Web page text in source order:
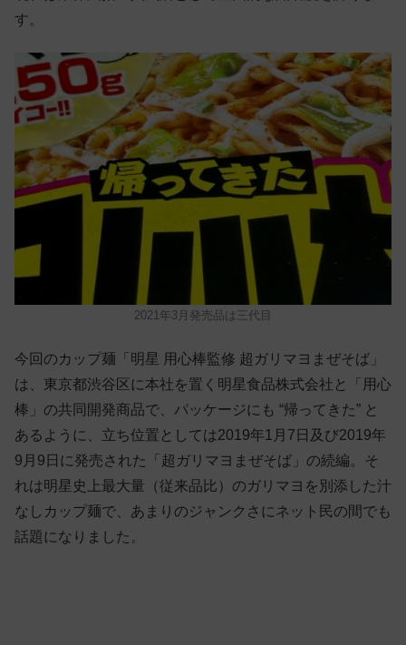
す。
2021年3月発売品は三代目
今回のカップ麺「明星 用心棒監修 超ガリマヨまぜそば」
は、東京都渋谷区に本社を置く明星食品株式会社と「用心
棒」の共同開発商品で、パッケージにも “帰ってきた” と
あるように、立ち位置としては2019年1月7日及び2019年
9月9日に発売された「超ガリマヨまぜそば」の続編。そ
れは明星史上最大量（従来品比）のガリマヨを別添した汁
なしカップ麺で、あまりのジャンクさにネット民の間でも
話題になりました。